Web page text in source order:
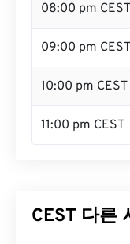
08:00 pm CEST
09:00 pm CEST
10:00 pm CEST
11:00 pm CEST
CEST 다른